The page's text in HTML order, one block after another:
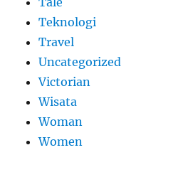
Teknologi
Travel
Uncategorized
Victorian
Wisata
Woman
Women